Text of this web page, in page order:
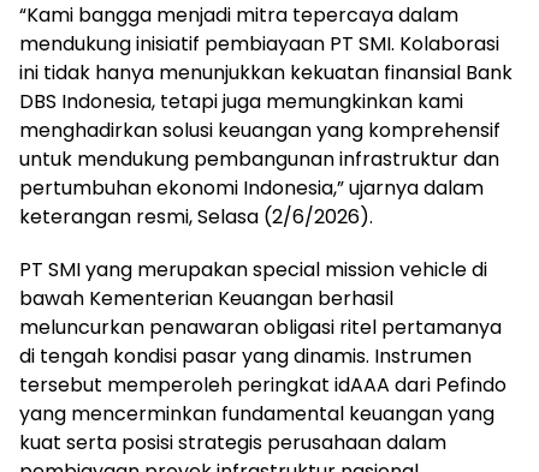
“Kami bangga menjadi mitra tepercaya dalam
mendukung inisiatif pembiayaan PT SMI. Kolaborasi
ini tidak hanya menunjukkan kekuatan finansial Bank
DBS Indonesia, tetapi juga memungkinkan kami
menghadirkan solusi keuangan yang komprehensif
untuk mendukung pembangunan infrastruktur dan
pertumbuhan ekonomi Indonesia,” ujarnya dalam
keterangan resmi, Selasa (2/6/2026).
PT SMI yang merupakan special mission vehicle di
bawah Kementerian Keuangan berhasil
meluncurkan penawaran obligasi ritel pertamanya
di tengah kondisi pasar yang dinamis. Instrumen
tersebut memperoleh peringkat idAAA dari Pefindo
yang mencerminkan fundamental keuangan yang
kuat serta posisi strategis perusahaan dalam